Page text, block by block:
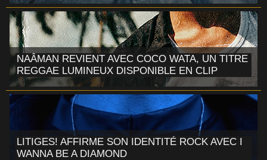
NAÂMAN REVIENT AVEC COCO WATA, UN TITRE
REGGAE LUMINEUX DISPONIBLE EN CLIP
LITIGES! AFFIRME SON IDENTITÉ ROCK AVEC I
WANNA BE A DIAMOND